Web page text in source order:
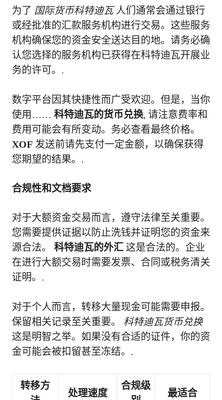
为了 国际货币科特迪瓦人们通常会通过银行
或经批准的汇款服务机构进行交易。这些服务
机构确保您的资金安全送达目的地。请务必确
认您选择的服务机构已获得在科特迪瓦开展业
务的许可。.
数字平台因其快捷性而广受欢迎。但是，当你
使用…… 科特迪瓦的货币兑换, 请注意费率和
费用可能会有所变动。务必查看最终价格。
XOF 发送前请先支付一定金额，以确保获得
您期望的结果。.
合规性和文档要求
对于大额资金交易而言，遵守法律至关重要。
您需要提供证据以防止洗钱并证明您的资金来
源合法。 科特迪瓦的外汇 这是合法的。企业
在进行大额交易时需要发票、合同或税务清关
证明。.
对于个人而言，转移大量现金可能需要申报。
保留相关记录至关重要。 科特迪瓦货币兑换
这是明智之举。如果没有合适的证件，你的资
金可能会被扣留甚至冻结。.
转移方
处理速度
合规级
最适合